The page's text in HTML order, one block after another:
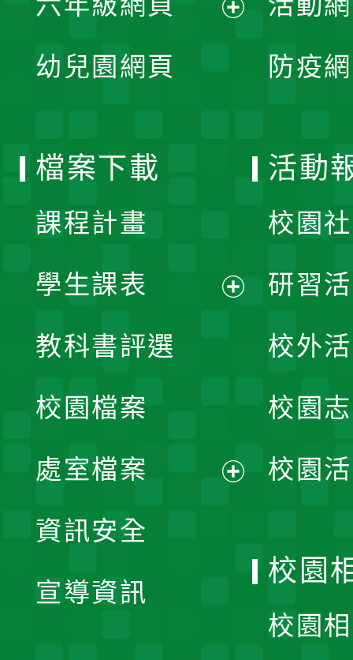
選
開
幼兒園網頁 防疫
檔案下載
課程計畫
學生課表
單
教科書評選
校園檔案
處室檔案
資訊安全
宣導資訊
活動
校園
研習
校外
校園
校園
校園
校園